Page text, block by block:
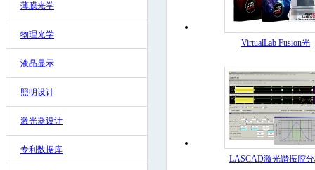
薄膜光学
物理光学
液晶显示
照明设计
激光器设计
专利数据库
VirtualLab Fusion光
LASCAD激光谐振腔